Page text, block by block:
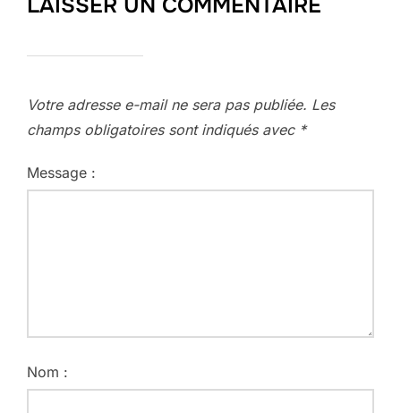
LAISSER UN COMMENTAIRE
Votre adresse e-mail ne sera pas publiée. Les
champs obligatoires sont indiqués avec *
Message :
Nom :